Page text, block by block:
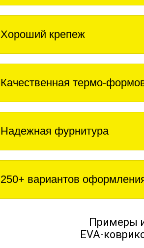
Хороший крепеж
Качественная термо-
Надежная фурнитура
250+ вариантов
Примеры
EVA-